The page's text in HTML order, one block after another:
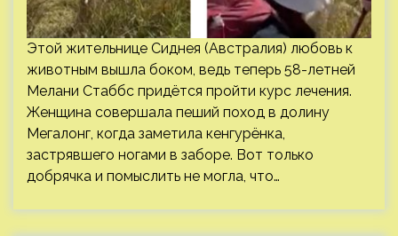
Этой жительнице Сиднея (Австралия) любовь к
животным вышла боком, ведь теперь 58-летней
Мелани Стаббс придётся пройти курс лечения.
Женщина совершала пеший поход в долину
Мегалонг, когда заметила кенгурёнка,
застрявшего ногами в заборе. Вот только
добрячка и помыслить не могла, что…